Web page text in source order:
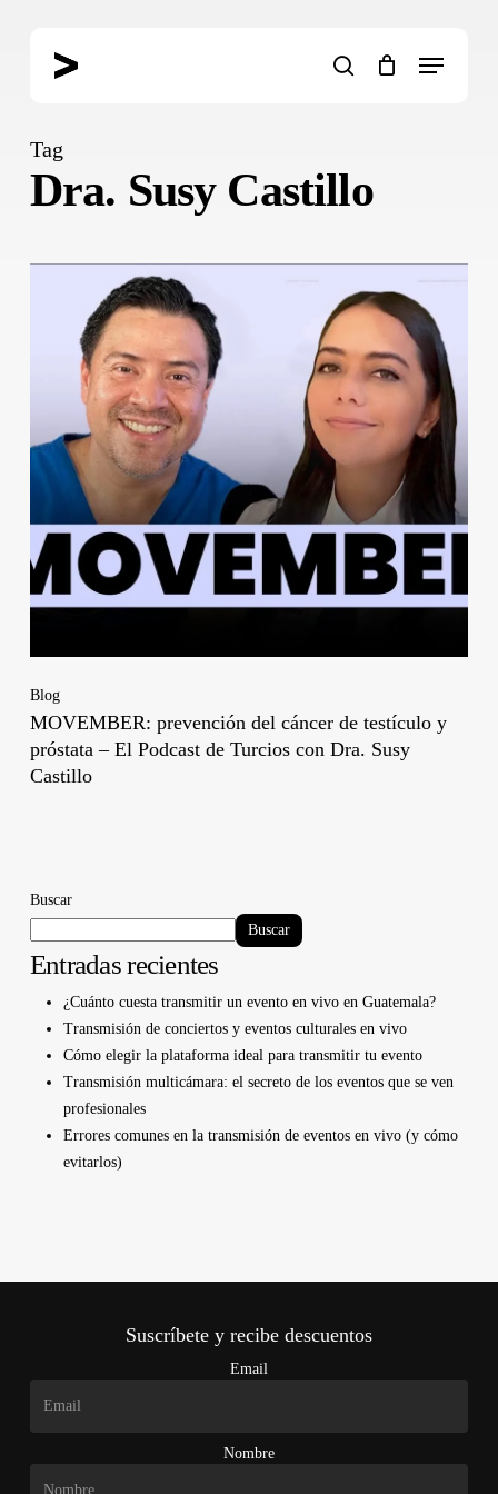
search
Menu
Tag
Dra. Susy Castillo
Blog
MOVEMBER: prevención del cáncer de testículo y
próstata – El Podcast de Turcios con Dra. Susy
Castillo
Buscar
Buscar
Entradas recientes
¿Cuánto cuesta transmitir un evento en vivo en Guatemala?
Transmisión de conciertos y eventos culturales en vivo
Cómo elegir la plataforma ideal para transmitir tu evento
Transmisión multicámara: el secreto de los eventos que se ven
profesionales
Errores comunes en la transmisión de eventos en vivo (y cómo
evitarlos)
Suscríbete y recibe descuentos
Email
Nombre